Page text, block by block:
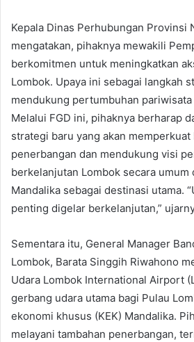
Kepala Dinas Perhubungan Provinsi
mengatakan, pihaknya mewakili
berkomitmen untuk meningkatkan
Lombok. Upaya ini sebagai langkah
mendukung pertumbuhan
Melalui FGD ini, pihaknya berharap
strategi baru yang akan
penerbangan dan mendukung visi
berkelanjutan Lombok secara umum
Mandalika sebagai destinasi utama.
penting digelar berkelanjutan,”
Sementara itu, General Manager
Lombok, Barata Singgih Riwahono
Udara Lombok International Airport
gerbang udara utama bagi Pulau
ekonomi khusus (KEK) Mandalika.
melayani tambahan penerbangan,